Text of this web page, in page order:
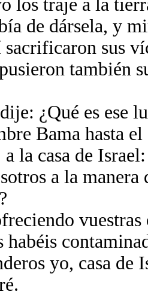
los traje a la
de dársela, y
sus
también
¿Qué es ese
Bama hasta
la casa de
a la
habéis
yo, casa